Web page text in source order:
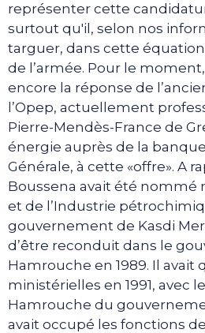
représenter cette
surtout qu'il, selon nos
targuer, dans cette
de l’armée. Pour le
encore la réponse de
l’Opep, actuellement
Pierre-Mendès-France de
énergie auprès de la
Générale, à cette «offre». A
Boussena avait été nommé
et de l’Industrie
gouvernement de Kasdi
d’être reconduit dans le
Hamrouche en 1989. Il avait
ministérielles en 1991, avec
Hamrouche du
avait occupé les fonctions